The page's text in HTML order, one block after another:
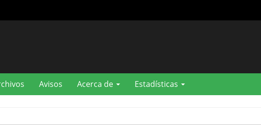
Avisos Acerca de Estadísticas